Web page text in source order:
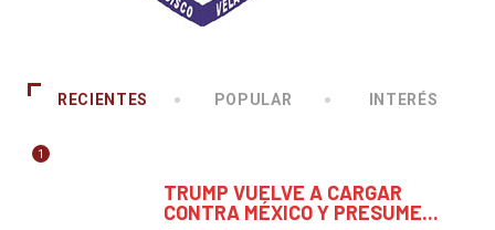
RECIENTES POPULAR INTERÉS
1
TRUMP VUELVE A CARGAR
CONTRA MÉXICO Y PRESUME...